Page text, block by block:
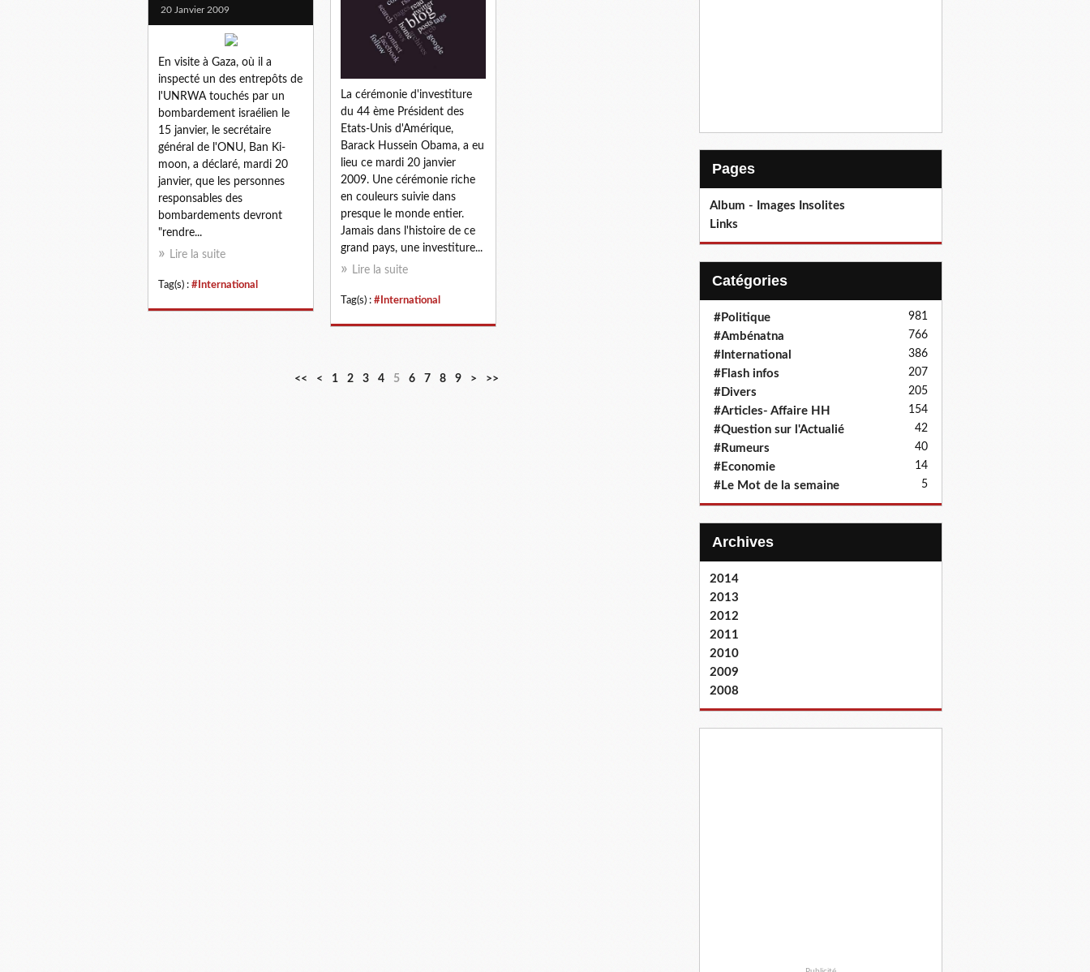
La cérémonie d'investiture
du 44 ème Président des
Etats-Unis d'Amérique,
Barack Hussein Obama, a eu
lieu ce mardi 20 janvier
2009. Une cérémonie riche
en couleurs suivie dans
presque le monde entier.
Jamais dans l'histoire de ce
grand pays, une investiture...
Lire la suite
Tag(s) : #International
20 Janvier 2009
En visite à Gaza, où il a
inspecté un des entrepôts de
l'UNRWA touchés par un
bombardement israélien le
15 janvier, le secrétaire
général de l'ONU, Ban Ki-
moon, a déclaré, mardi 20
janvier, que les personnes
responsables des
bombardements devront
"rendre...
Lire la suite
Tag(s) : #International
<< < 1 2 3 4 5 6 7 8 9 > >>
Pages
Album - Images Insolites
Links
Catégories
#Politique 981
#Ambénatna 766
#International 386
#Flash infos 207
#Divers 205
#Articles- Affaire HH 154
#Question sur l'Actualié 42
#Rumeurs 40
#Economie 14
#Le Mot de la semaine 5
Archives
2014
2013
2012
2011
2010
2009
2008